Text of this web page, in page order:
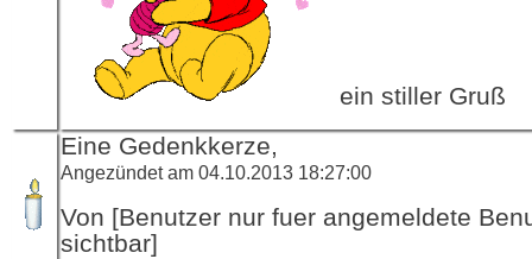
ein stiller Gruß
Eine Gedenkkerze,
Angezündet am 04.10.2013 18:27:00
Von [Benutzer nur fuer angemeldete
sichtbar]